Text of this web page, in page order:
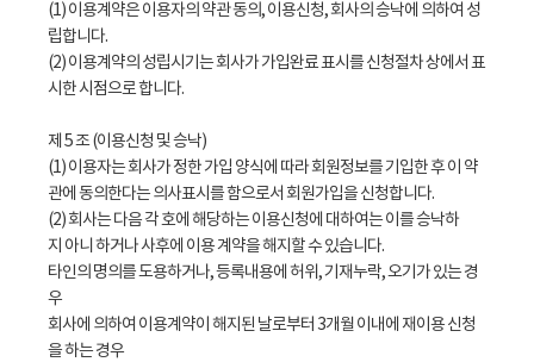
(1) 이용계약은 이용자의 약관 동의, 이용신청, 회사의 승낙에 의하여 성
립합니다.
(2) 이용계약의 성립시기는 회사가 가입완료 표시를 신청절차 상에서 표
시한 시점으로 합니다.
제 5 조 (이용신청 및 승낙)
(1) 이용자는 회사가 정한 가입 양식에 따라 회원정보를 기입한 후 이 약
관에 동의한다는 의사표시를 함으로서 회원가입을 신청합니다.
(2) 회사는 다음 각 호에 해당하는 이용신청에 대하여는 이를 승낙하
지 아니 하거나 사후에 이용 계약을 해지할 수 있습니다.
타인의 명의를 도용하거나, 등록내용에 허위, 기재누락, 오기가 있는 경
우
회사에 의하여 이용계약이 해지된 날로부터 3개월 이내에 재이용 신청
을 하는 경우